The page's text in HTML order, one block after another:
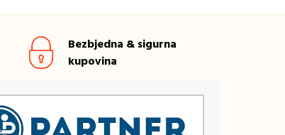
Bezbjedna & sigurna
kupovina